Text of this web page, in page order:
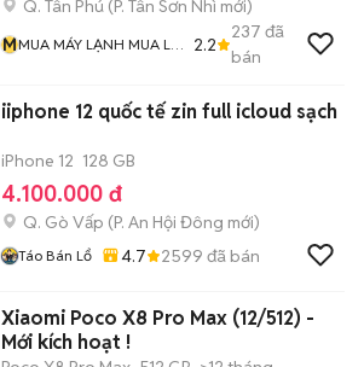
Q. Tân Phú (P. Tân Sơn Nhì mới)
MMUA MÁY LẠNH MUA LƯ
2.2
237 đã
bán
iiphone 12 quốc tế zin full icloud sạch
iPhone 12 128 GB
4.100.000 đ
Q. Gò Vấp (P. An Hội Đông mới)
Táo Bán Lổ 4.7 2599 đã bán
Xiaomi Poco X8 Pro Max (12/512) -
Mới kích hoạt !